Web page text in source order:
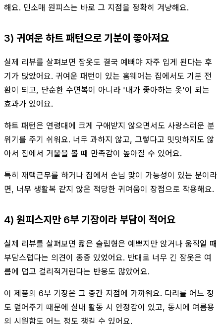
해요. 민소매 원피스는 바로 그 지점을 정확히 겨냥해요.
3) 귀여운 하트 패턴으로 기분이 좋아져요
실제 리뷰를 살펴보면 잠옷도 결국 예뻐야 자주 입게 된다는 후
기가 많았어요. 귀여운 패턴이 있는 홈웨어는 집에서도 기분 전
환이 되고, 단순한 수면복이 아니라 '내가 좋아하는 옷'이 되는
효과가 있어요.
하트 패턴은 연령대에 크게 구애받지 않으면서도 사랑스러운 분
위기를 주기 쉬워요. 너무 과하지 않고, 그렇다고 밋밋하지도 않
아서 집에서 거울을 볼 때 만족감이 높아질 수 있어요.
특히 재택근무를 하거나 집에서 손님 맞이 가능성이 있는 분이라
면, 너무 생활복 같지 않은 적당한 귀여움이 장점으로 작용해요.
4) 원피스지만 6부 기장이라 부담이 적어요
실제 리뷰를 살펴보면 짧은 슬립형은 예쁘지만 앉거나 움직일 때
부담스럽다는 의견이 종종 있었어요. 반대로 너무 긴 잠옷은 여
름에 덥고 걸리적거린다는 반응도 많았어요.
이 제품의 6부 기장은 그 중간 지점에 가까워요. 다리를 어느 정
도 덮어주기 때문에 실내 활동 시 안정감이 있고, 동시에 여름용
의 시원함도 어느 정도 챙길 수 있어요.